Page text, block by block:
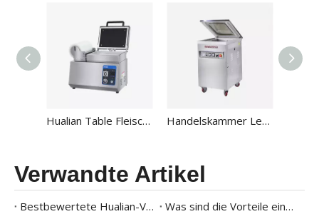
Hualian Table Fleischkarten-Tablettversiegels Vakuumfilm Hautthermoforming Verpackungsversiegelungsmaschine HVT-240Ts Handelskammer Lebensmittel Vakuumverpackungsmaschine DZ-500/2E
Verwandte Artikel
Bestbewertete Hualian-Vakuumverpackungsmaschinenserie
Was sind die Vorteile eines Tray-Vakuumierers?